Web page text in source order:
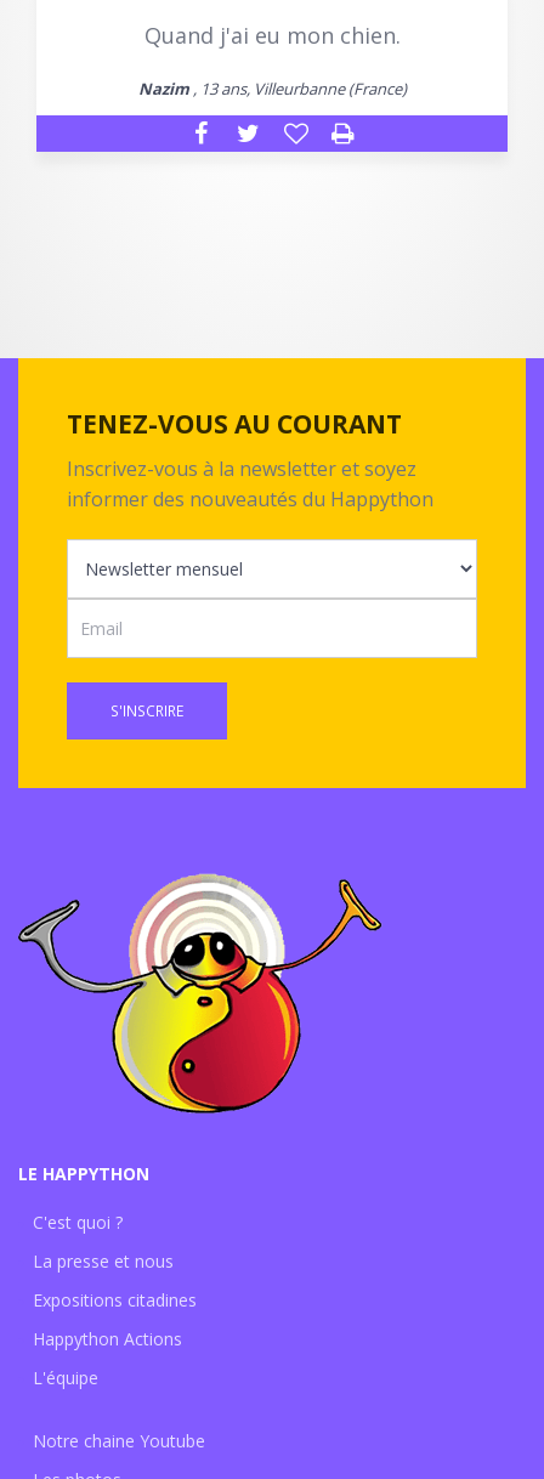
Quand j'ai eu mon chien.
Nazim, 13 ans, Villeurbanne (France)
TENEZ-VOUS AU COURANT
Inscrivez-vous à la newsletter et soyez
informer des nouveautés du Happython
S'INSCRIRE
LE HAPPYTHON
C'est quoi ?
La presse et nous
Expositions citadines
Happython Actions
L'équipe
Notre chaine Youtube